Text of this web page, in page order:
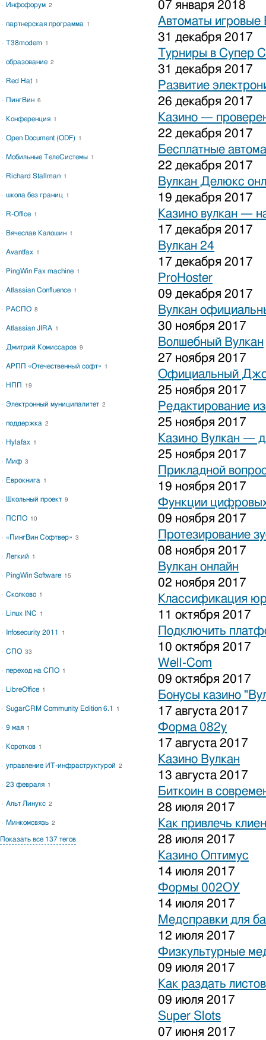
07 января 2018
Автоматы игровые
31 декабря 2017
Турниры в Супер
31 декабря 2017
Развитие
26 декабря 2017
Казино —
22 декабря 2017
Бесплатные
22 декабря 2017
Вулкан Делюкс
19 декабря 2017
Казино вулкан —
17 декабря 2017
Вулкан 24
17 декабря 2017
ProHoster
09 декабря 2017
Вулкан
30 ноября 2017
Волшебный Вулкан
27 ноября 2017
Официальный
25 ноября 2017
Редактирование
25 ноября 2017
Казино Вулкан —
25 ноября 2017
Прикладной
19 ноября 2017
Функции
09 ноября 2017
Протезирование
08 ноября 2017
Вулкан онлайн
02 ноября 2017
Классификация
11 октября 2017
Подключить
10 октября 2017
Well-Com
09 октября 2017
Бонусы казино
17 августа 2017
Форма 082у
17 августа 2017
Казино Вулкан
13 августа 2017
Биткоин в
28 июля 2017
Как привлечь
28 июля 2017
Казино Оптимус
14 июля 2017
Формы 002ОУ
14 июля 2017
Медсправки для
12 июля 2017
Физкультурные
09 июля 2017
Как раздать
09 июля 2017
Super Slots
07 июня 2017
Инфофорум 2
партнерская программа 1
T38modem 1
образование 2
Red Hat 1
ПингВин 6
Конференция 1
Open Document (ODF) 1
Мобильные ТелеСистемы 1
Richard Stallman 1
школа без границ 1
R-Office 1
Вячеслав Калошин 1
Avantfax 1
PingWin Fax machine 1
Atlassian Confluence 1
РАСПО 8
Atlassian JIRA 1
Дмитрий Комиссаров 9
АРПП «Отечественный софт» 1
НПП 19
Электронный муниципалитет 2
поддержка 2
Hylafax 1
Миф 3
Еврокнига 1
Школьный проект 9
ПСПО 10
«ПингВин Софтвер» 3
Легкий 1
PingWin Software 15
Сколково 1
Linux INC 1
Infosecurity 2011 1
СПО 33
переход на СПО 1
LibreOffice 1
SugarCRM Community Edition 6.1 1
9 мая 1
Коротков 1
управление ИТ-инфраструктурой 2
23 февраля 1
Альт Линукс 2
Минкомсвязь 2
Показать все 137 тегов